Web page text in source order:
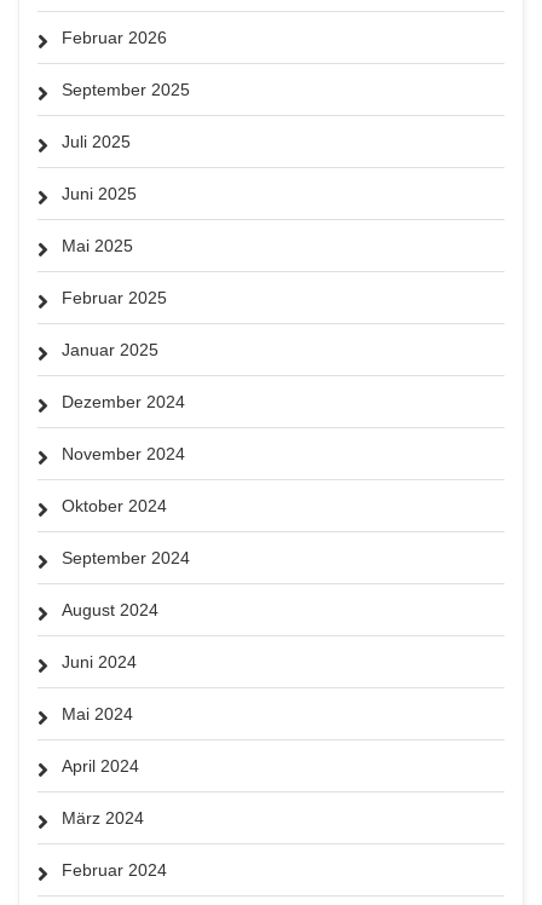
Februar 2026
September 2025
Juli 2025
Juni 2025
Mai 2025
Februar 2025
Januar 2025
Dezember 2024
November 2024
Oktober 2024
September 2024
August 2024
Juni 2024
Mai 2024
April 2024
März 2024
Februar 2024